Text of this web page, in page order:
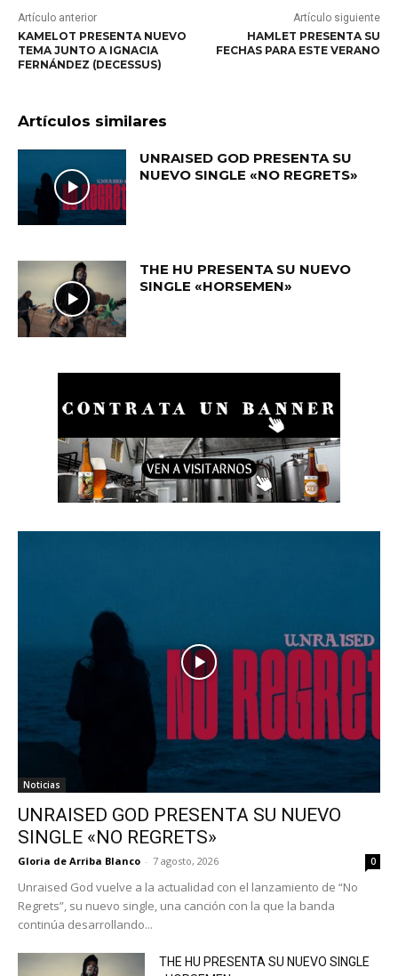
Artículo anterior
KAMELOT PRESENTA NUEVO
TEMA JUNTO A IGNACIA
FERNÁNDEZ (DECESSUS)
Artículo siguiente
HAMLET PRESENTA SU
FECHAS PARA ESTE VERANO
Artículos similares
UNRAISED GOD PRESENTA SU
NUEVO SINGLE «NO REGRETS»
THE HU PRESENTA SU NUEVO
SINGLE «HORSEMEN»
Noticias
UNRAISED GOD PRESENTA SU NUEVO
SINGLE «NO REGRETS»
Gloria de Arriba Blanco - 7 agosto, 2026 0
Unraised God vuelve a la actualidad con el lanzamiento de “No
Regrets”, su nuevo single, una canción con la que la banda
continúa desarrollando...
THE HU PRESENTA SU NUEVO SINGLE